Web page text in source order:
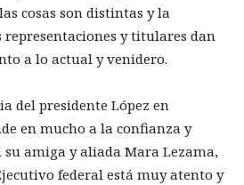
cosas son distintas y la
y titulares dan
a lo actual y venidero.
del presidente López en
en mucho a la confianza y
su amiga y aliada Mara Lezama,
federal está muy atento y